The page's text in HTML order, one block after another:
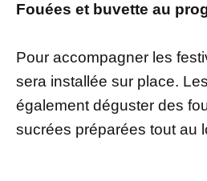
Fouées et buvette au
Pour accompagner les
sera installée sur place.
également déguster des
sucrées préparées tout au